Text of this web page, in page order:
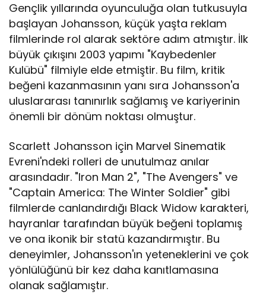
Gençlik yıllarında oyunculuğa olan tutkusuyla
başlayan Johansson, küçük yaşta reklam
filmlerinde rol alarak sektöre adım atmıştır. İlk
büyük çıkışını 2003 yapımı "Kaybedenler
Kulübü" filmiyle elde etmiştir. Bu film, kritik
beğeni kazanmasının yanı sıra Johansson'a
uluslararası tanınırlık sağlamış ve kariyerinin
önemli bir dönüm noktası olmuştur.
Scarlett Johansson için Marvel Sinematik
Evreni'ndeki rolleri de unutulmaz anılar
arasındadır. "Iron Man 2", "The Avengers" ve
"Captain America: The Winter Soldier" gibi
filmlerde canlandırdığı Black Widow karakteri,
hayranlar tarafından büyük beğeni toplamış
ve ona ikonik bir statü kazandırmıştır. Bu
deneyimler, Johansson'ın yeteneklerini ve çok
yönlülüğünü bir kez daha kanıtlamasına
olanak sağlamıştır.